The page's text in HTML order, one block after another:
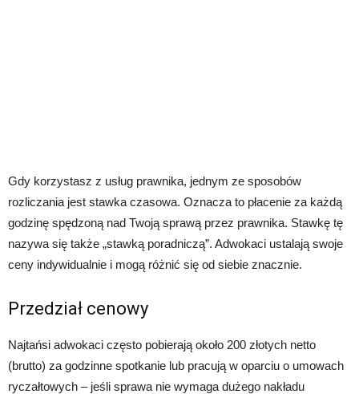
Gdy korzystasz z usług prawnika, jednym ze sposobów
rozliczania jest stawka czasowa. Oznacza to płacenie za każdą
godzinę spędzoną nad Twoją sprawą przez prawnika. Stawkę tę
nazywa się także „stawką poradniczą”. Adwokaci ustalają swoje
ceny indywidualnie i mogą różnić się od siebie znacznie.
Przedział cenowy
Najtańsi adwokaci często pobierają około 200 złotych netto
(brutto) za godzinne spotkanie lub pracują w oparciu o umowach
ryczałtowych – jeśli sprawa nie wymaga dużego nakładu